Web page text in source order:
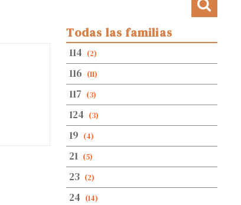
Todas las familias
114 (2)
116 (11)
117 (3)
124 (3)
19 (4)
21 (5)
23 (2)
24 (14)